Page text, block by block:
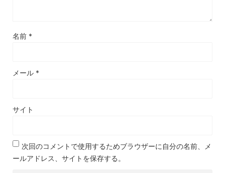
名前 *
メール *
サイト
次回のコメントで使用するためブラウザーに自分の名前、メ
ールアドレス、サイトを保存する。